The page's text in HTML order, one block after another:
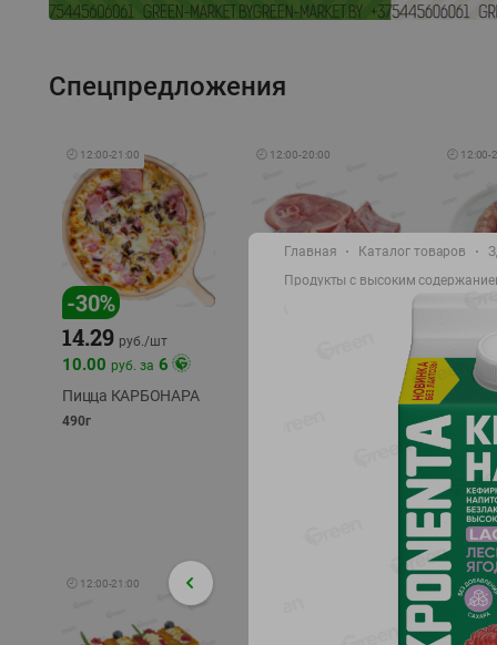
Спецпредложения
🕘 12:00-21:00
-30%
14.29 руб./шт
10.00 руб. за 6
Пицца КАРБОНАРА
490г
🕘 12:00-20:00 🕘 12:00-
11.99
охлажд
🕘 12:00-21:00
Главная Каталог товаров
Продукты с высоким